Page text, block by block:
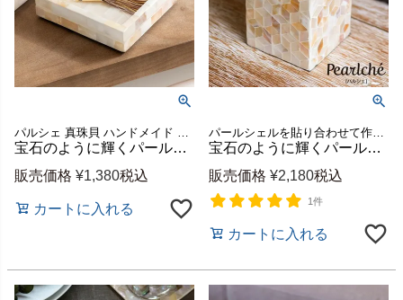
宝石のように輝くパールシェルのアクセサリートレー スクエア小 約W10×D10cm [vn51137]
販売価格 ¥1,380税込
カートに入れる
宝石のように輝くパールシェルのペン立て 仕切りプレート取り外し可 約W7.5×D7.5×H10cm パルシェ [vn5112]
販売価格 ¥2,180税込
1件
カートに入れる